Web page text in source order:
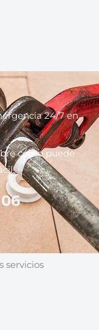
24/7 en
cómo puede
servicios